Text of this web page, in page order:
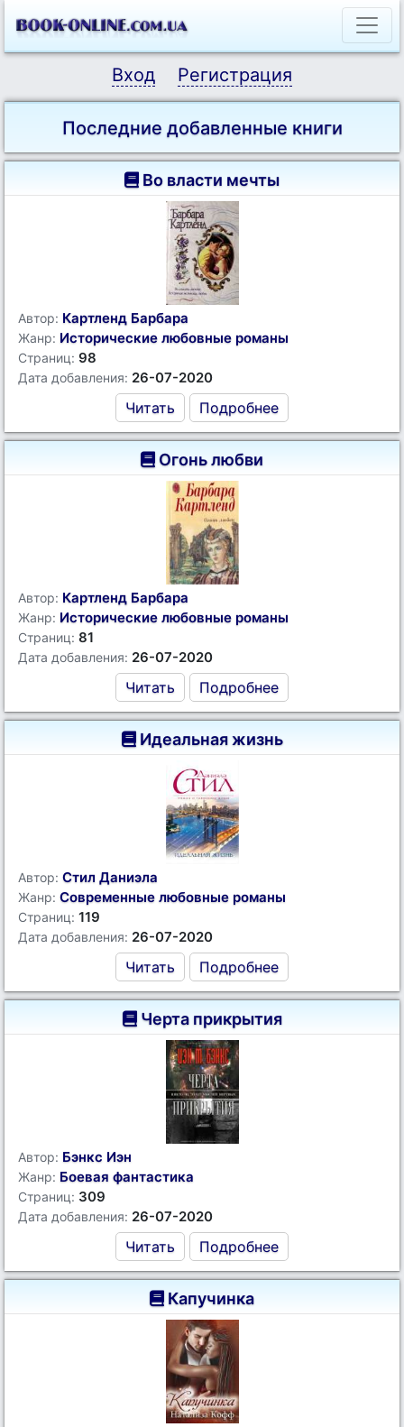
Вход Регистрация
Последние добавленные книги
Во власти мечты
Автор: Картленд Барбара
Жанр: Исторические любовные романы
Страниц: 98
Дата добавления: 26-07-2020
Читать Подробнее
Огонь любви
Автор: Картленд Барбара
Жанр: Исторические любовные романы
Страниц: 81
Дата добавления: 26-07-2020
Читать Подробнее
Идеальная жизнь
Автор: Стил Даниэла
Жанр: Современные любовные романы
Страниц: 119
Дата добавления: 26-07-2020
Читать Подробнее
Черта прикрытия
Автор: Бэнкс Иэн
Жанр: Боевая фантастика
Страниц: 309
Дата добавления: 26-07-2020
Читать Подробнее
Капучинка